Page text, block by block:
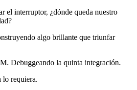
el interruptor, ¿dónde queda nuestro
algo brillante que triunfar
Debuggeando la quinta integración.
lo requiera.